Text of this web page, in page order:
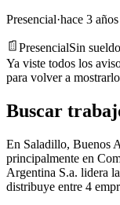
Presencial·hace 3 años
PresencialSin sueldo
Ya viste todos los
para volver a
Buscar
En Saladillo, Buenos
principalmente en
Argentina S.a. lidera
distribuye entre 4